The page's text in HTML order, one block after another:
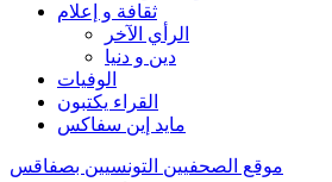
ثقافة و إعلام
الرأي الآخر
دين و دنيا
الوفيات
القراء يكتبون
مايد إين سفاكس
موقع الصحفيين التونسيين بصفاقس